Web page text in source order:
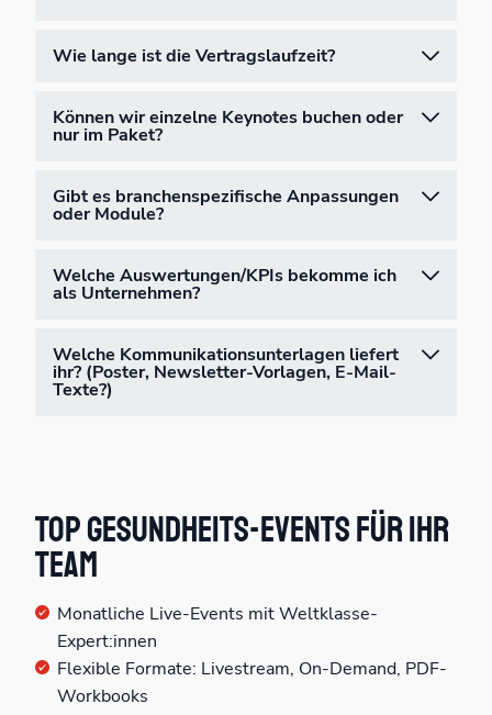
Wie lange ist die Vertragslaufzeit?
Können wir einzelne Keynotes buchen oder
nur im Paket?
Gibt es branchenspezifische Anpassungen
oder Module?
Welche Auswertungen/KPIs bekomme ich
als Unternehmen?
Welche Kommunikationsunterlagen liefert
ihr? (Poster, Newsletter-Vorlagen, E-Mail-
Texte?)
Top Gesundheits-Events für Ihr
Team
Monatliche Live-Events mit Weltklasse-
Expert:innen
Flexible Formate: Livestream, On-Demand, PDF-
Workbooks